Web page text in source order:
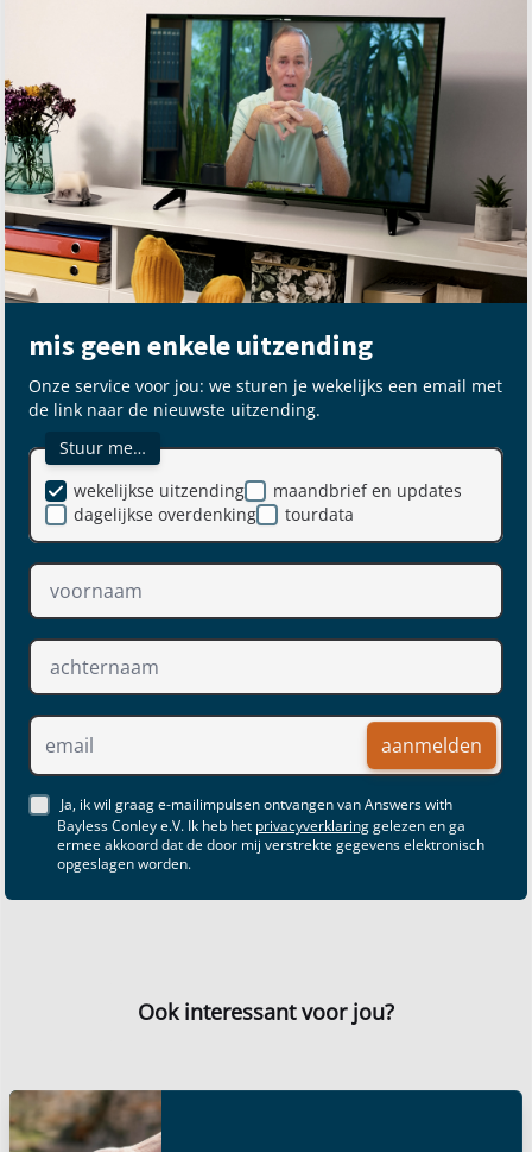
mis geen enkele uitzending
Onze service voor jou: we sturen je wekelijks een email met
de link naar de nieuwste uitzending.
Stuur me…
maandbrief en updates
dagelijkse overdenking
wekelijkse uitzending
tourdata
aanmelden
Ja, ik wil graag e-mailimpulsen ontvangen van Answers with
Bayless Conley e.V. Ik heb het privacyverklaringgelezen en ga
ermee akkoord dat de door mij verstrekte gegevens elektronisch
opgeslagen worden.
Ook interessant voor jou?